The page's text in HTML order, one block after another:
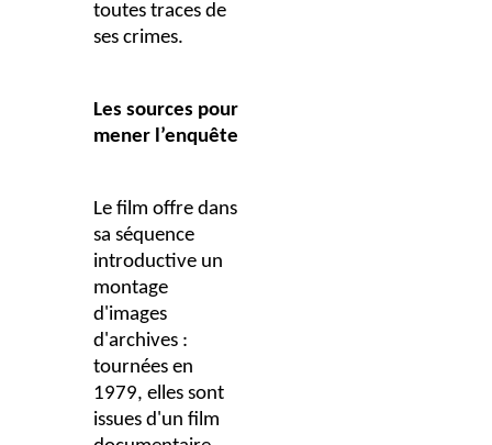
toutes traces de
ses crimes.
Les sources pour
mener l’enquête
Le film offre dans
sa séquence
introductive un
montage
d'images
d'archives :
tournées en
1979, elles sont
issues d'un film